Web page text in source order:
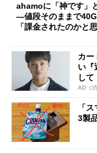
ahamoに「神です」
―値段そのままで
「課金されたのかと
カー
い『
して
AD（
「
3製